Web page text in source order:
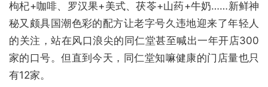
枸杞+咖啡、罗汉果+美式、茯苓+山药+牛奶……新鲜神
秘又颇具国潮色彩的配方让老字号久违地迎来了年轻人
的关注，站在风口浪尖的同仁堂甚至喊出一年开店300
家的口号。但直到今天，同仁堂知嘛健康的门店量也只
有12家。